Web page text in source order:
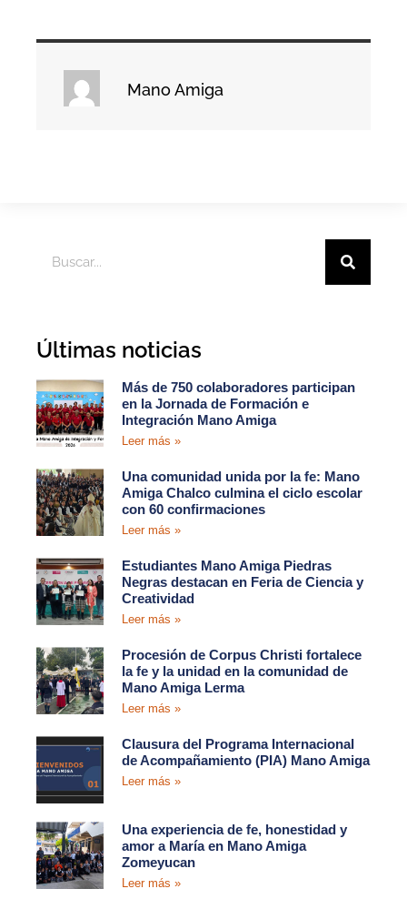
Mano Amiga
Últimas noticias
Más de 750 colaboradores participan
en la Jornada de Formación e
Integración Mano Amiga
Leer más »
Una comunidad unida por la fe: Mano
Amiga Chalco culmina el ciclo escolar
con 60 confirmaciones
Leer más »
Estudiantes Mano Amiga Piedras
Negras destacan en Feria de Ciencia y
Creatividad
Leer más »
Procesión de Corpus Christi fortalece
la fe y la unidad en la comunidad de
Mano Amiga Lerma
Leer más »
Clausura del Programa Internacional
de Acompañamiento (PIA) Mano Amiga
Leer más »
Una experiencia de fe, honestidad y
amor a María en Mano Amiga
Zomeyucan
Leer más »